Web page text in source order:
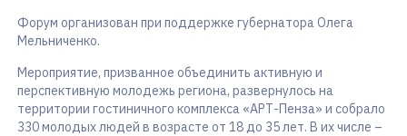
Форум организован при поддержке губернатора Олега
Мельниченко.
Мероприятие, призванное объединить активную и
перспективную молодежь региона, развернулось на
территории гостиничного комплекса «АРТ-Пенза» и собрало
330 молодых людей в возрасте от 18 до 35 лет. В их числе –